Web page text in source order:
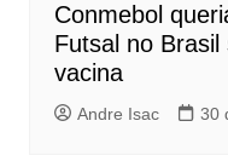
Conmebol
Futsal no
vacina
Andre Isac 30